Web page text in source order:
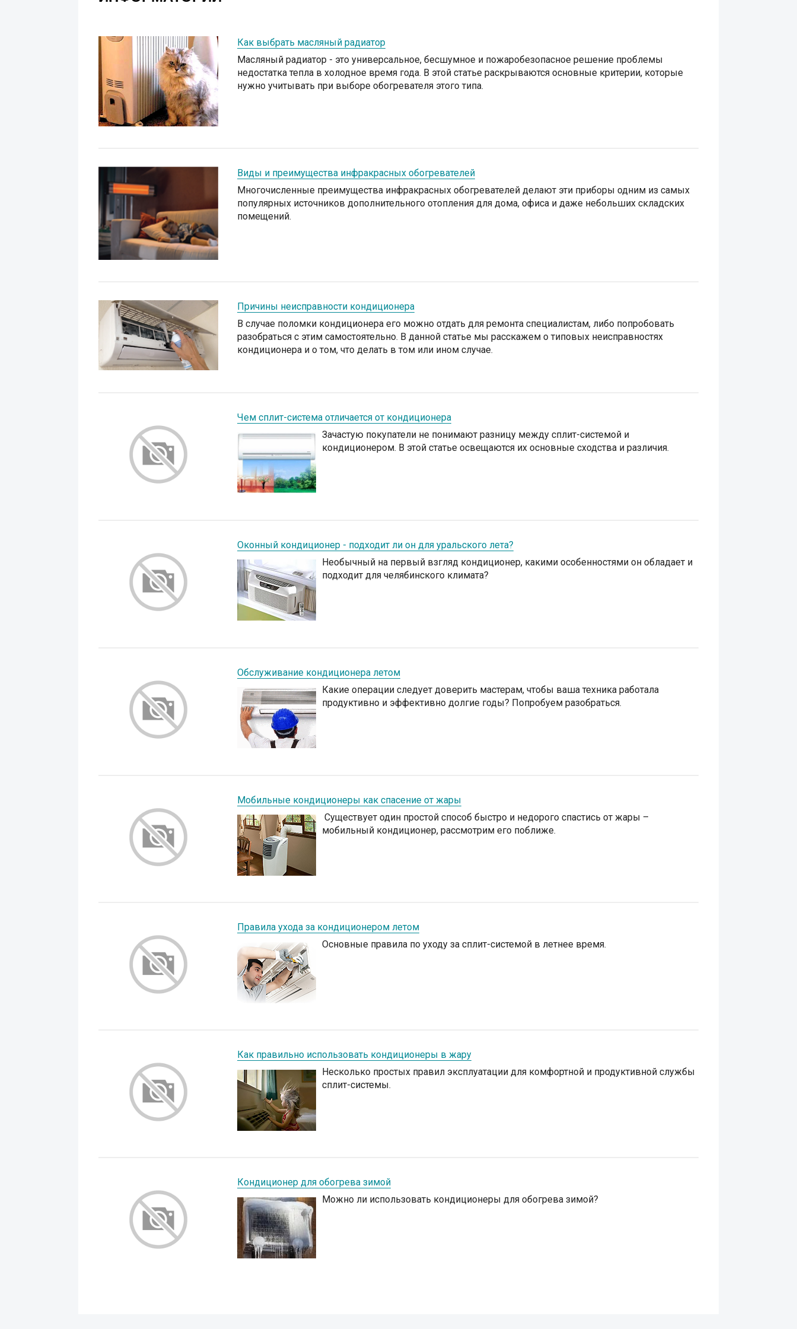
Как выбрать масляный радиатор
Масляный радиатор - это универсальное, бесшумное и пожаробезопасное решение проблемы
недостатка тепла в холодное время года. В этой статье раскрываются основные критерии, которые
нужно учитывать при выборе обогревателя этого типа.
Виды и преимущества инфракрасных обогревателей
Многочисленные преимущества инфракрасных обогревателей делают эти приборы одним из самых
популярных источников дополнительного отопления для дома, офиса и даже небольших складских
помещений.
Причины неисправности кондиционера
В случае поломки кондиционера его можно отдать для ремонта специалистам, либо попробовать
разобраться с этим самостоятельно. В данной статье мы расскажем о типовых неисправностях
кондиционера и о том, что делать в том или ином случае.
Чем сплит-система отличается от кондиционера
Зачастую покупатели не понимают разницу между сплит-системой и
кондиционером. В этой статье освещаются их основные сходства и различия.
Оконный кондиционер - подходит ли он для уральского лета?
Необычный на первый взгляд кондиционер, какими особенностями он обладает и
подходит для челябинского климата?
Обслуживание кондиционера летом
Какие операции следует доверить мастерам, чтобы ваша техника работала
продуктивно и эффективно долгие годы? Попробуем разобраться.
Мобильные кондиционеры как спасение от жары
Существует один простой способ быстро и недорого спастись от жары –
мобильный кондиционер, рассмотрим его поближе.
Правила ухода за кондиционером летом
Основные правила по уходу за сплит-системой в летнее время.
Как правильно использовать кондиционеры в жару
Несколько простых правил эксплуатации для комфортной и продуктивной службы
сплит-системы.
Кондиционер для обогрева зимой
Можно ли использовать кондиционеры для обогрева зимой?